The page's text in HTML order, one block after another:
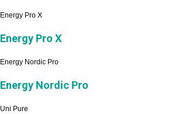
Energy Pro X
Energy Pro X
Energy Nordic Pro
Energy Nordic Pro
Uni Pure